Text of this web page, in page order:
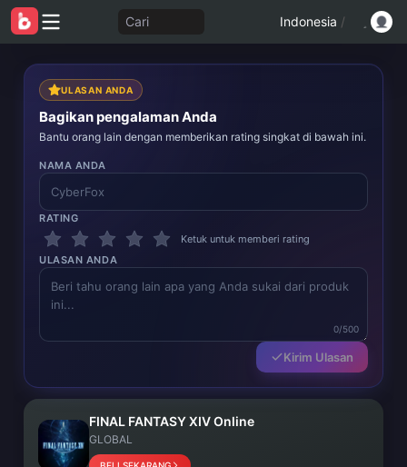
Cari Indonesia /
ULASAN ANDA
Bagikan pengalaman Anda
Bantu orang lain dengan memberikan rating singkat di bawah ini.
NAMA ANDA
RATING
Ketuk untuk memberi rating
ULASAN ANDA
0/500
Kirim Ulasan
FINAL FANTASY XIV Online
GLOBAL